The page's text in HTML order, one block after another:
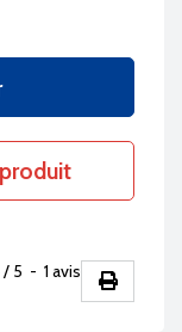
/ 5 - 1 avis